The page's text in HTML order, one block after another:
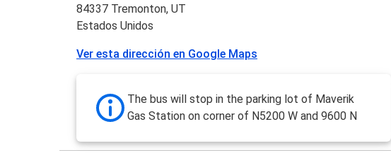
84337 Tremonton, UT
Estados Unidos
Ver esta dirección en Google Maps
The bus will stop in the parking lot of Maverik
Gas Station on corner of N5200 W and 9600 N